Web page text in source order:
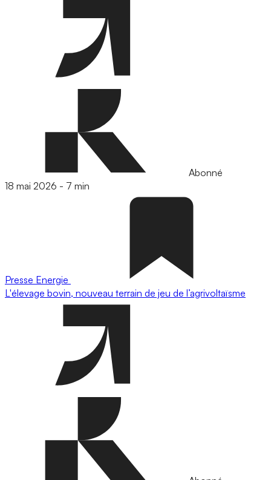
Abonné
18 mai 2026 - 7 min
Presse Energie
L'élevage bovin, nouveau terrain de jeu de l’agrivoltaïsme